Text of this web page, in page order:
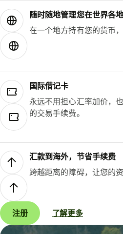
随时随地管理您在世界各地
在一个地方持有您的货币
国际借记卡
永远不用担心汇率加价，
的交易手续费。
汇款到海外，节省手续费
跨越距离的障碍，让您的资
注册 了解更多